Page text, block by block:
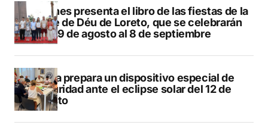
Duanes presenta el libro de las fiestas de la
Mare de Déu de Loreto, que se celebrarán
del 29 de agosto al 8 de septiembre
Xàbia prepara un dispositivo especial de
seguridad ante el eclipse solar del 12 de
agosto